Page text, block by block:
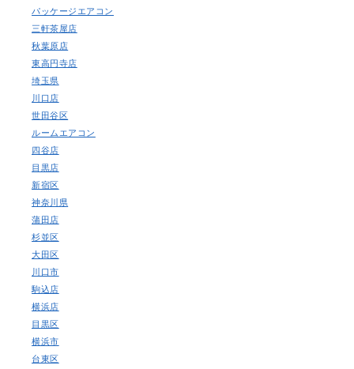
パッケージエアコン
三軒茶屋店
秋葉原店
東高円寺店
埼玉県
川口店
世田谷区
ルームエアコン
四谷店
目黒店
新宿区
神奈川県
蒲田店
杉並区
大田区
川口市
駒込店
横浜店
目黒区
横浜市
台東区